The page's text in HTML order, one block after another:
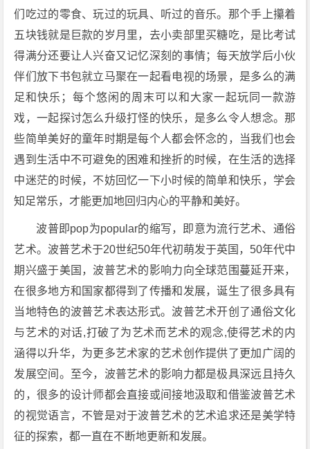
们吃过的零食、玩过的玩具、听过的音乐。那个手上攥着
五块钱就是巨款的岁月里，去小卖部里买糖吃，是比考试
得满分还要让人兴奋又记忆深刻的事情；每天放学后小伙
伴们放下书包就立马聚在一起看电视的场景，是多么的满
足和快乐；每个悠闲的周末可以和大家一起玩同一款游
戏，一起探讨怎么升级打怪的快乐，是多么令人想念。那
些简单美好的童年时期是每个人都会怀念的，当我们也会
遇到生活中不可避免的困难和挫折的时候，在生活的选择
中迷茫的时候，不妨回忆一下小时候的简单和快乐，学会
知足常乐，才能更加地回归内心的平静和美好。
波普即pop为popular的缩写，即意为流行艺术、通俗
艺术。波普艺术于20世纪50年代初萌发于英国，50年代中
期兴盛于美国，波普艺术的影响力向全球范围蔓延开来，
在很多地方和国家都得到了传播和发展，诞生了很多具有
当地特色的波普艺术表达形式。波普艺术开创了通俗文化
与艺术的对话,打破了为艺术而艺术的观念,使得艺术的内
涵得以升华，为更多艺术家的艺术创作提供了更加广阔的
发展空间。至今，波普艺术的影响力都是极具深远且持久
的，很多的设计师都会直接或间接地汲取和借鉴波普艺术
的视觉语言，不管是对于波普艺术的艺术追求还是美学特
征的探索，都一直在不断地更新和发展。